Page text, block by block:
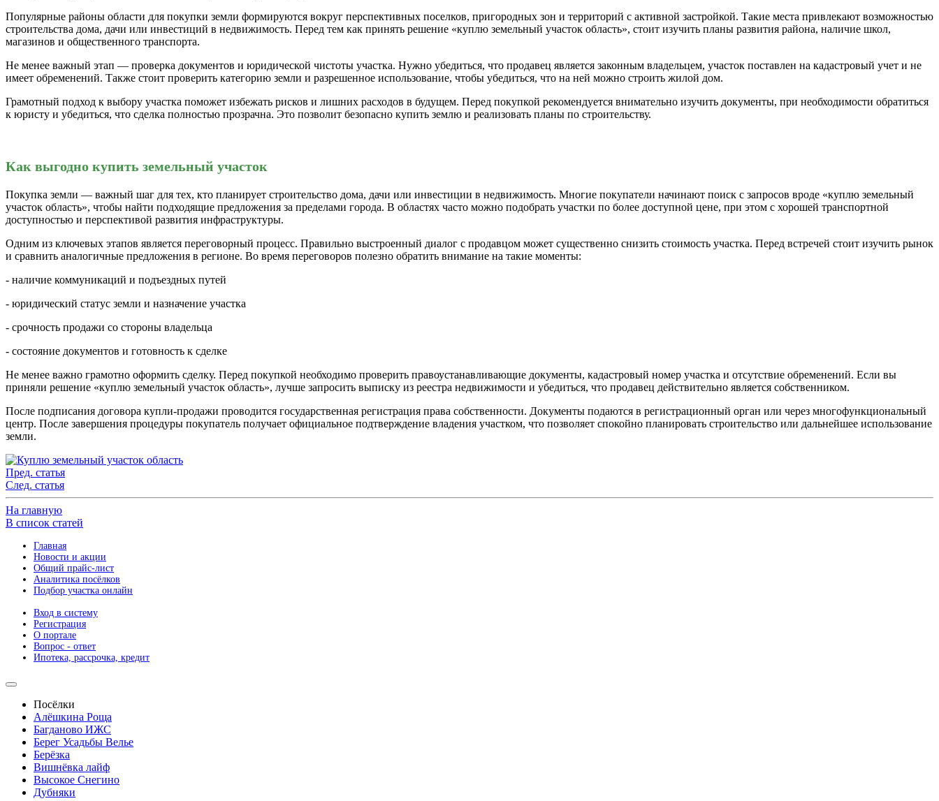
Популярные районы области для покупки земли формируются вокруг перспективных поселков, пригородных зон и территорий с активной застройкой. Такие места привлекают возможностью
строительства дома, дачи или инвестиций в недвижимость. Перед тем как принять решение «куплю земельный участок область», стоит изучить планы развития района, наличие школ,
магазинов и общественного транспорта.
Не менее важный этап — проверка документов и юридической чистоты участка. Нужно убедиться, что продавец является законным владельцем, участок поставлен на кадастровый учет и не
имеет обременений. Также стоит проверить категорию земли и разрешенное использование, чтобы убедиться, что на ней можно строить жилой дом.
Грамотный подход к выбору участка поможет избежать рисков и лишних расходов в будущем. Перед покупкой рекомендуется внимательно изучить документы, при необходимости обратиться
к юристу и убедиться, что сделка полностью прозрачна. Это позволит безопасно купить землю и реализовать планы по строительству.
Как выгодно купить земельный участок
Покупка земли — важный шаг для тех, кто планирует строительство дома, дачи или инвестиции в недвижимость. Многие покупатели начинают поиск с запросов вроде «куплю земельный
участок область», чтобы найти подходящие предложения за пределами города. В областях часто можно подобрать участки по более доступной цене, при этом с хорошей транспортной
доступностью и перспективой развития инфраструктуры.
Одним из ключевых этапов является переговорный процесс. Правильно выстроенный диалог с продавцом может существенно снизить стоимость участка. Перед встречей стоит изучить рынок
и сравнить аналогичные предложения в регионе. Во время переговоров полезно обратить внимание на такие моменты:
- наличие коммуникаций и подъездных путей
- юридический статус земли и назначение участка
- срочность продажи со стороны владельца
- состояние документов и готовность к сделке
Не менее важно грамотно оформить сделку. Перед покупкой необходимо проверить правоустанавливающие документы, кадастровый номер участка и отсутствие обременений. Если вы
приняли решение «куплю земельный участок область», лучше запросить выписку из реестра недвижимости и убедиться, что продавец действительно является собственником.
После подписания договора купли-продажи проводится государственная регистрация права собственности. Документы подаются в регистрационный орган или через многофункциональный
центр. После завершения процедуры покупатель получает официальное подтверждение владения участком, что позволяет спокойно планировать строительство или дальнейшее использование
земли.
Пред. статья
След. статья
На главную
В список статей
Главная
Новости и акции
Общий прайс-лист
Аналитика посёлков
Подбор участка онлайн
Вход в систему
Регистрация
О портале
Вопрос - ответ
Ипотека, рассрочка, кредит
Посёлки
Алёшкина Роща
Багданово ИЖС
Берег Усадьбы Велье
Берёзка
Вишнёвка лайф
Высокое Снегино
Дубняки